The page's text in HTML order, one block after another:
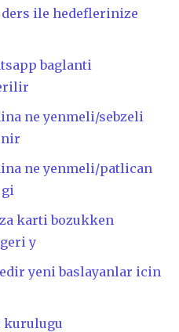
ile hedeflerinize
baglanti
ne yenmeli/sebzeli
ne yenmeli/patlican
karti bozukken
y
yeni baslayanlar icin
kurulugu